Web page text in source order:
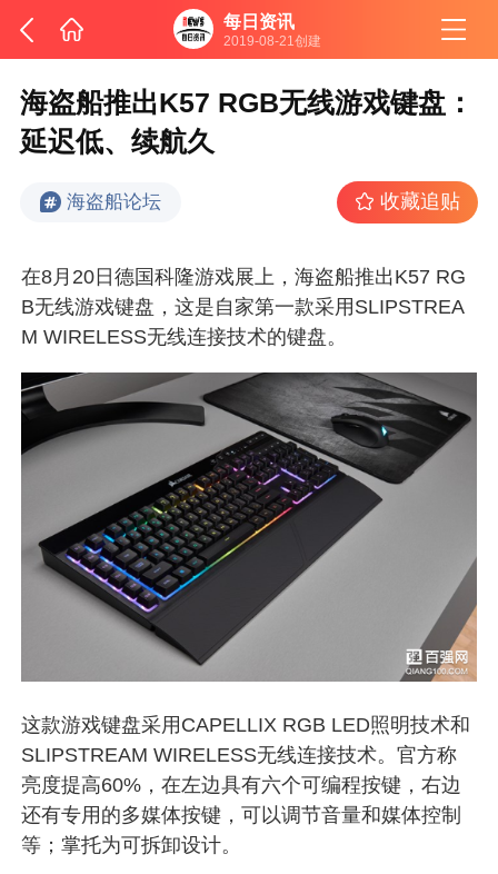
每日资讯
2019-08-21创建
海盗船推出K57 RGB无线游戏键盘：
延迟低、续航久
海盗船论坛 收藏追贴
在8月20日德国科隆游戏展上，海盗船推出K57 RG
B无线游戏键盘，这是自家第一款采用SLIPSTREA
M WIRELESS无线连接技术的键盘。
这款游戏键盘采用CAPELLIX RGB LED照明技术和
SLIPSTREAM WIRELESS无线连接技术。官方称
亮度提高60%，在左边具有六个可编程按键，右边
还有专用的多媒体按键，可以调节音量和媒体控制
等；掌托为可拆卸设计。